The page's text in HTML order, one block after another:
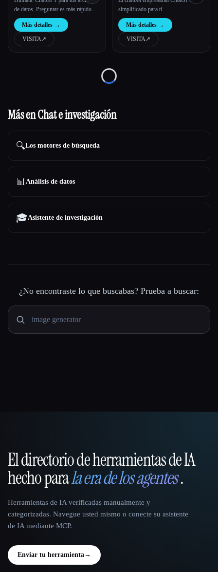
de datos. Preguntar es más rápido
que hojear.
Más detalles →
VISITA↗︎
simplificado para ti
Más detalles →
VISITA↗︎
Loading...
Más en Chat e investigación
🔍Los motores de búsqueda
📊 Análisis de datos
🎓Asistente de investigación
¿No encontraste lo que buscabas? Prueba a buscar:
That AI Collection
El directorio de herramientas de IA
hecho parala era de los agentes.
Herramientas de IA verificadas manualmente y
categorizadas. Navegue usted mismo o conecte su asistente
de IA mediante MCP.
Enviar tu herramienta→